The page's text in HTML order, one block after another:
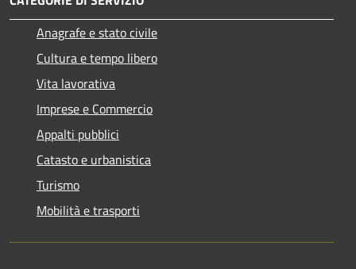
Anagrafe e stato civile
Cultura e tempo libero
Vita lavorativa
Imprese e Commercio
Appalti pubblici
Catasto e urbanistica
Turismo
Mobilità e trasporti